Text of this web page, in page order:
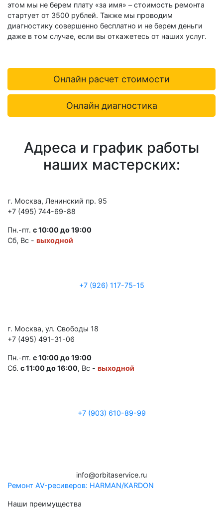
этом мы не берем плату «за имя» – стоимость ремонта
стартует от 3500 рублей. Также мы проводим
диагностику совершенно бесплатно и не берем деньги
даже в том случае, если вы откажетесь от наших услуг.
Онлайн расчет стоимости
Онлайн диагностика
Адреса и график работы
наших мастерских:
г. Москва, Ленинский пр. 95
+7 (495) 744-69-88
Пн.-пт. с 10:00 до 19:00
Сб, Вс - выходной
+7 (926) 117-75-15
г. Москва, ул. Свободы 18
+7 (495) 491-31-06
Пн.-пт. с 10:00 до 19:00
Сб. с 11:00 до 16:00, Вс - выходной
+7 (903) 610-89-99
info@orbitaservice.ru
Ремонт AV-реcиверов: HARMAN/KARDON
Наши преимущества